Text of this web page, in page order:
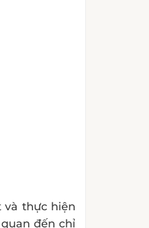
và thực hiện
đến chỉ